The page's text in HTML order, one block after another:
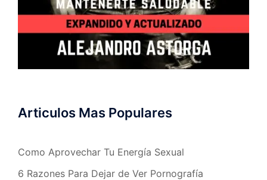
Articulos Mas Populares
Como Aprovechar Tu Energía Sexual
6 Razones Para Dejar de Ver Pornografía